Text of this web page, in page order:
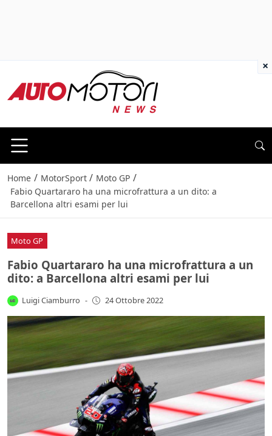
Home / MotorSport / Moto GP /
Fabio Quartararo ha una microfrattura a un dito: a
Barcellona altri esami per lui
Moto GP
Fabio Quartararo ha una microfrattura a un
dito: a Barcellona altri esami per lui
Luigi Ciamburro - 24 Ottobre 2022
×